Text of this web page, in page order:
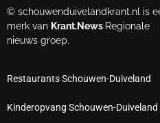
© schouwenduivelandkrant.nl is
merk van Krant.News Regionale
nieuws groep.
Restaurants Schouwen-Duiveland
Kinderopvang Schouwen-Duiveland